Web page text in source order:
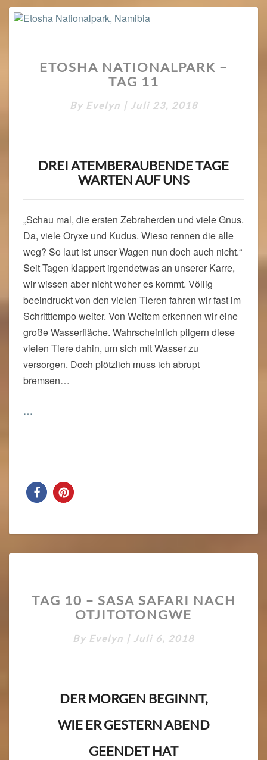
NATIONALPARK
–
11
ETOSHA NATIONALPARK –
TAG 11
By Evelyn | Juli 23, 2018
DREI ATEMBERAUBENDE TAGE
WARTEN AUF UNS
„Schau mal, die ersten Zebraherden und viele Gnus.
Da, viele Oryxe und Kudus. Wieso rennen die alle
weg? So laut ist unser Wagen nun doch auch nicht.“
Seit Tagen klappert irgendetwas an unserer Karre,
wir wissen aber nicht woher es kommt. Völlig
beeindruckt von den vielen Tieren fahren wir fast im
Schritttempo weiter. Von Weitem erkennen wir eine
große Wasserfläche. Wahrscheinlich pilgern diese
vielen Tiere dahin, um sich mit Wasser zu
versorgen. Doch plötzlich muss ich abrupt
bremsen…
…
10
–
SAFARI
TAG 10 – SASA SAFARI NACH
OTJITOTONGWE
By Evelyn | Juli 6, 2018
DER MORGEN BEGINNT,
WIE ER GESTERN ABEND
GEENDET HAT